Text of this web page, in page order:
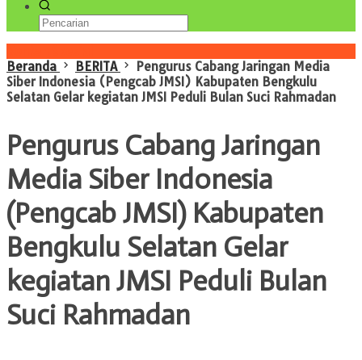
Beranda
BERITA
Pengurus Cabang Jaringan Media
Siber Indonesia (Pengcab JMSI) Kabupaten Bengkulu
Selatan Gelar kegiatan JMSI Peduli Bulan Suci Rahmadan
Pengurus Cabang Jaringan
Media Siber Indonesia
(Pengcab JMSI) Kabupaten
Bengkulu Selatan Gelar
kegiatan JMSI Peduli Bulan
Suci Rahmadan